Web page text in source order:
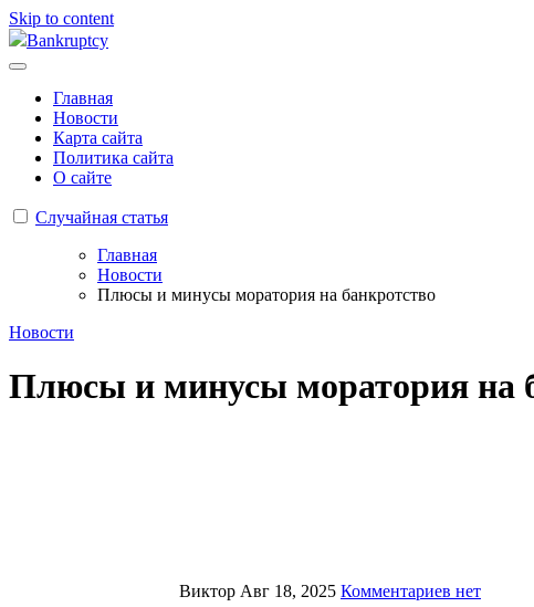
Skip to content
Bankruptcy
Главная
Новости
Карта сайта
Политика сайта
О сайте
Случайная статья
Главная
Новости
Плюсы и минусы моратория на банкротство
Новости
Плюсы и минусы моратория на
Виктор Авг 18, 2025 Комментариев нет